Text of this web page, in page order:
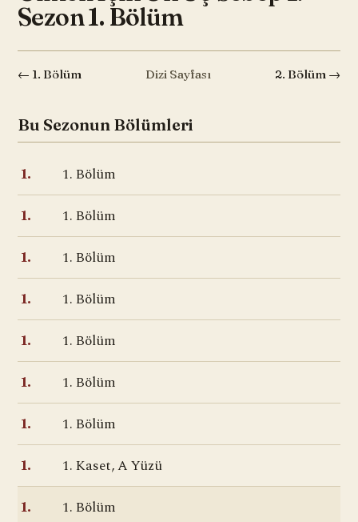
Sezon 1. Bölüm
← 1. Bölüm Dizi Sayfası 2. Bölüm →
Bu Sezonun Bölümleri
1. 1. Bölüm
1. 1. Bölüm
1. 1. Bölüm
1. 1. Bölüm
1. 1. Bölüm
1. 1. Bölüm
1. 1. Bölüm
1. 1. Kaset, A Yüzü
1. 1. Bölüm